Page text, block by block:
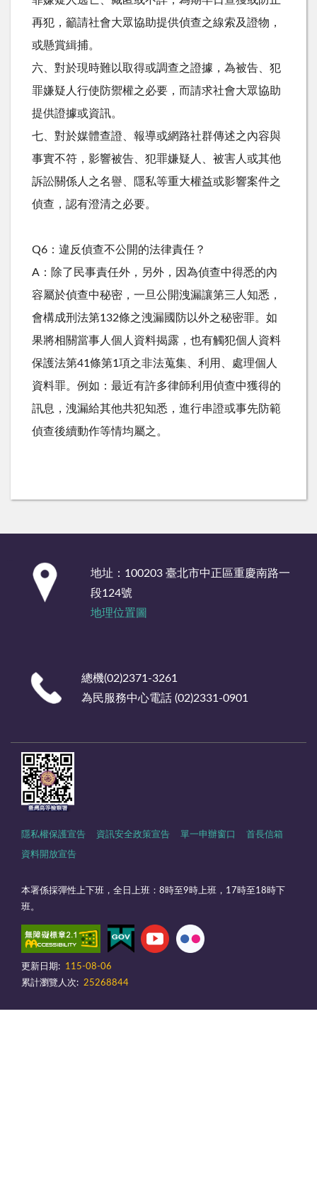
再犯，籲請社會大眾協助提供偵查之線索及證物，
或懸賞緝捕。
六、對於現時難以取得或調查之證據，為被告、犯
罪嫌疑人行使防禦權之必要，而請求社會大眾協助
提供證據或資訊。
七、對於媒體查證、報導或網路社群傳述之內容與
事實不符，影響被告、犯罪嫌疑人、被害人或其他
訴訟關係人之名譽、隱私等重大權益或影響案件之
偵查，認有澄清之必要。
Q6：違反偵查不公開的法律責任？
A：除了民事責任外，另外，因為偵查中得悉的內
容屬於偵查中秘密，一旦公開洩漏讓第三人知悉，
會構成刑法第132條之洩漏國防以外之秘密罪。如
果將相關當事人個人資料揭露，也有觸犯個人資料
保護法第41條第1項之非法蒐集、利用、處理個人
資料罪。例如：最近有許多律師利用偵查中獲得的
訊息，洩漏給其他共犯知悉，進行串證或事先防範
偵查後續動作等情均屬之。
地址：100203 臺北市中正區重慶南路一
段124號
地理位置圖
總機(02)2371-3261
為民服務中心電話 (02)2331-0901
隱私權保護宣告 資訊安全政策宣告 單一申辦窗口 首長信箱
資料開放宣告
本署係採彈性上下班，全日上班：8時至9時上班，17時至18時下
班。
更新日期:
115-08-06
累計瀏覽人次: 25268844